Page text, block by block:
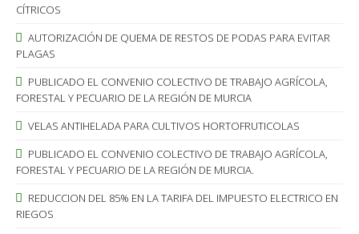
CÍTRICOS
AUTORIZACIÓN DE QUEMA DE RESTOS DE PODAS PARA EVITAR
PLAGAS
PUBLICADO EL CONVENIO COLECTIVO DE TRABAJO AGRÍCOLA,
FORESTAL Y PECUARIO DE LA REGIÓN DE MURCIA
VELAS ANTIHELADA PARA CULTIVOS HORTOFRUTICOLAS
PUBLICADO EL CONVENIO COLECTIVO DE TRABAJO AGRÍCOLA,
FORESTAL Y PECUARIO DE LA REGIÓN DE MURCIA.
REDUCCION DEL 85% EN LA TARIFA DEL IMPUESTO ELECTRICO EN
RIEGOS